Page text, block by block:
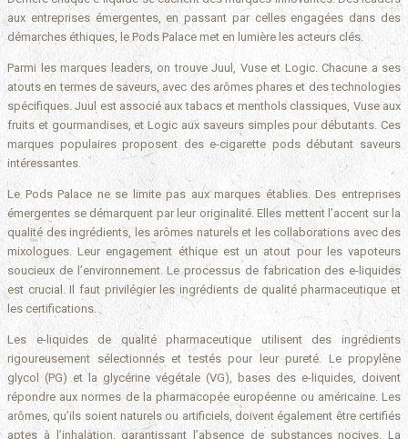
aux entreprises émergentes, en passant par celles engagées dans des
démarches éthiques, le Pods Palace met en lumière les acteurs clés.
Parmi les marques leaders, on trouve Juul, Vuse et Logic. Chacune a ses
atouts en termes de saveurs, avec des arômes phares et des technologies
spécifiques. Juul est associé aux tabacs et menthols classiques, Vuse aux
fruits et gourmandises, et Logic aux saveurs simples pour débutants. Ces
marques populaires proposent des e-cigarette pods débutant saveurs
intéressantes.
Le Pods Palace ne se limite pas aux marques établies. Des entreprises
émergentes se démarquent par leur originalité. Elles mettent l’accent sur la
qualité des ingrédients, les arômes naturels et les collaborations avec des
mixologues. Leur engagement éthique est un atout pour les vapoteurs
soucieux de l’environnement. Le processus de fabrication des e-liquides
est crucial. Il faut privilégier les ingrédients de qualité pharmaceutique et
les certifications.
Les e-liquides de qualité pharmaceutique utilisent des ingrédients
rigoureusement sélectionnés et testés pour leur pureté. Le propylène
glycol (PG) et la glycérine végétale (VG), bases des e-liquides, doivent
répondre aux normes de la pharmacopée européenne ou américaine. Les
arômes, qu’ils soient naturels ou artificiels, doivent également être certifiés
aptes à l’inhalation, garantissant l’absence de substances nocives. La